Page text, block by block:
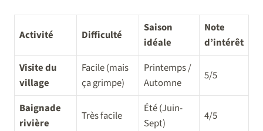
Activité Difficulté
Saison
idéale
Note
d’intérêt
Visite du
village
Facile (mais
ça grimpe)
Printemps /
Automne
5/5
Baignade
rivière
Très facile
Été (Juin-
Sept)
4/5